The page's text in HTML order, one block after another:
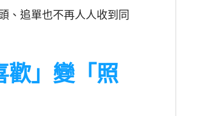
、追單也不再人人收到同
歡」變「照